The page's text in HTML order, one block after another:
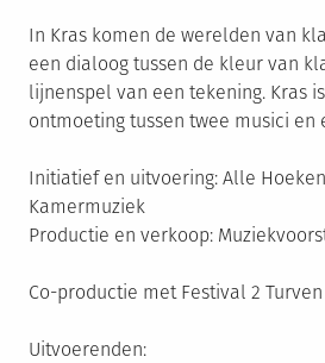
In Kras komen de werelden van
een dialoog tussen de kleur van
lijnenspel van een tekening. Kras
ontmoeting tussen twee musici en
Initiatief en uitvoering: Alle
Kamermuziek
Productie en verkoop:
Co-productie met Festival 2
Uitvoerenden: